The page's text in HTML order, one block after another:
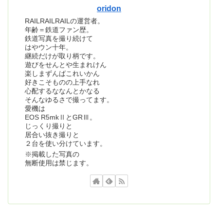
oridon
RAILRAILRAILの運営者。
年齢＝鉄道ファン歴。
鉄道写真を撮り続けて
はやウン十年。
継続だけが取り柄です。
遊びをせんとや生まれけん
楽しまずんばこれいかん
好きこそものの上手なれ
心配するななんとかなる
そんなゆるさで撮ってます。
愛機は
EOS R5mkⅡとGRⅢ。
じっくり撮りと
居合い抜き撮りと
２台を使い分けています。
※掲載した写真の
無断使用は禁じます。